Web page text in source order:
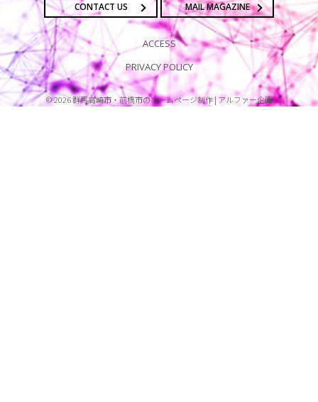
CONTACT US MAIL MAGAZINE
ACCESS
PRIVACY POLICY
©2026群馬高崎市・前橋市のホームページ制作 | アルファー企画